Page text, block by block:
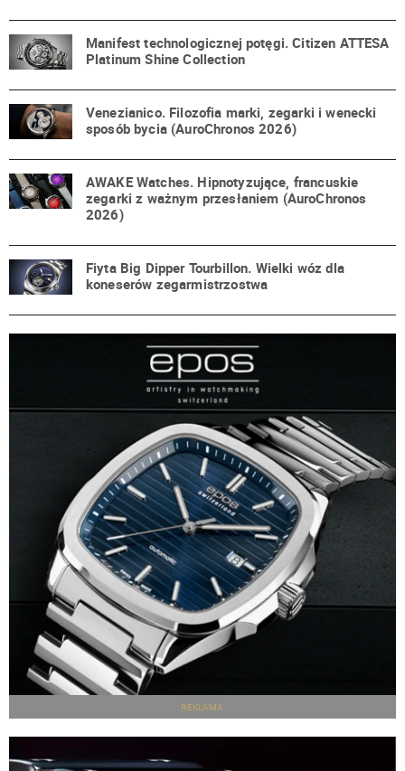
Manifest technologicznej potęgi. Citizen ATTESA
Platinum Shine Collection
Venezianico. Filozofia marki, zegarki i wenecki
sposób bycia (AuroChronos 2026)
AWAKE Watches. Hipnotyzujące, francuskie
zegarki z ważnym przesłaniem (AuroChronos
2026)
Fiyta Big Dipper Tourbillon. Wielki wóz dla
koneserów zegarmistrzostwa
REKLAMA